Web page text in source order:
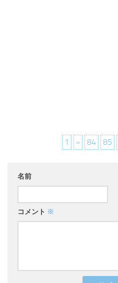
1 « 84 85
名前
コメント ※